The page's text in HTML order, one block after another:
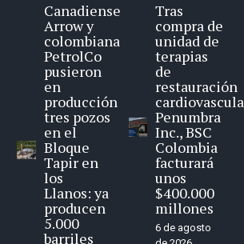
Canadiense
Arrow y
colombiana
PetrolCo
pusieron
en
producción
tres pozos
en el
Bloque
Tapir en
los
Llanos: ya
producen
5.000
barriles
Tras
compra de
unidad de
terapias
de
restauración
Penumbra
Inc., BSC
Colombia
facturará
unos
$400.000
millones
6 de agosto